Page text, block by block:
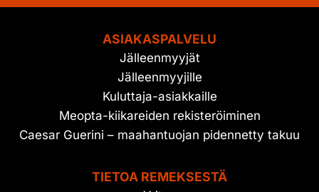
ASIAKASPALVELU
Jälleenmyyjät
Jälleenmyyjille
Kuluttaja-asiakkaille
Meopta-kiikareiden rekisteröiminen
Caesar Guerini – maahantuojan pidennetty takuu
TIETOA REMEKSESTÄ